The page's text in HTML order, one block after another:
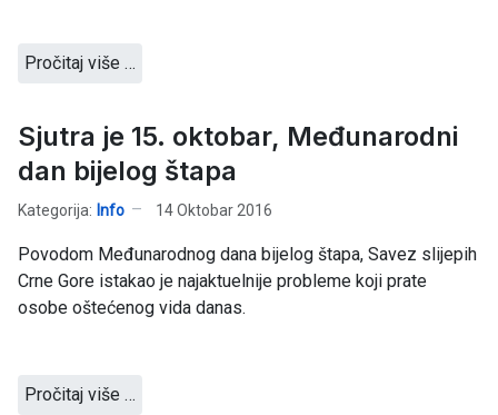
Pročitaj više …
Sjutra je 15. oktobar, Međunarodni
dan bijelog štapa
Kategorija: Info 14 Oktobar 2016
Povodom Međunarodnog dana bijelog štapa, Savez slijepih
Crne Gore istakao je najaktuelnije probleme koji prate
osobe oštećenog vida danas.
Pročitaj više …